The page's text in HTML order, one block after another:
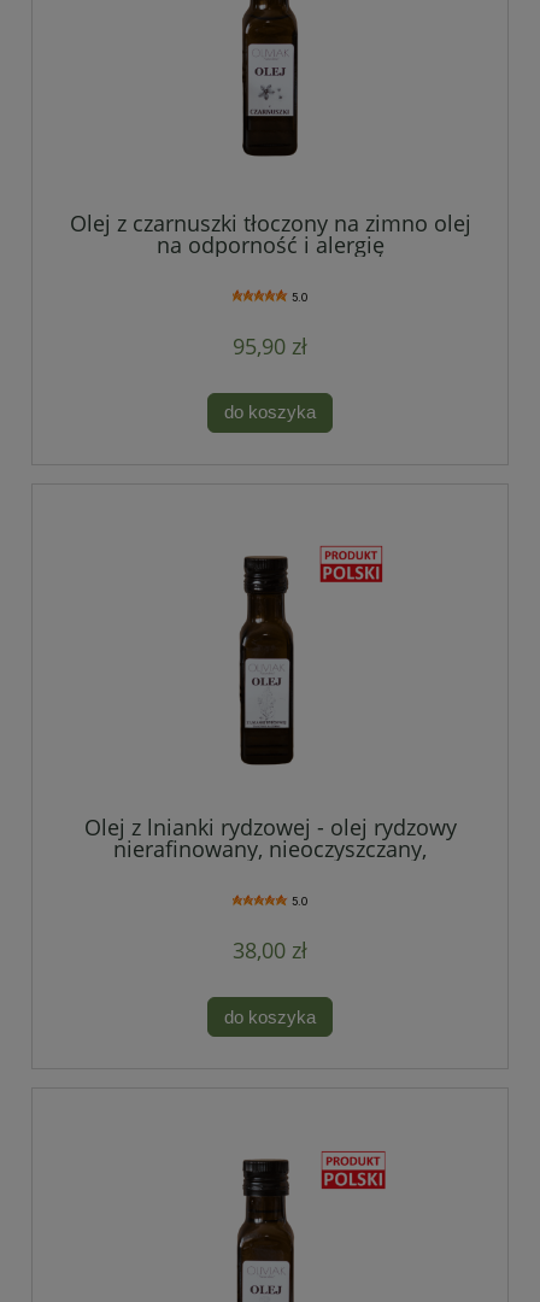
Olej z czarnuszki tłoczony na zimno olej
na odporność i alergię
5.0
95,90 zł
do koszyka
Olej z lnianki rydzowej - olej rydzowy
nierafinowany, nieoczyszczany,
niefiltrowany
5.0
38,00 zł
do koszyka